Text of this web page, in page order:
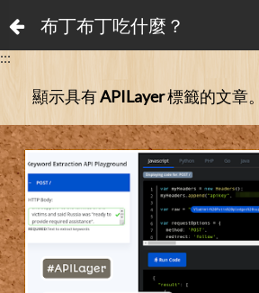
布丁布丁吃什麼？
:::
顯示具有APILayer標籤的文章。